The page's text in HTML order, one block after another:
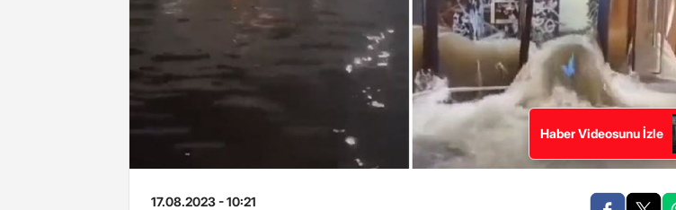
Haber Videosunu İzle
17.08.2023 - 10:21